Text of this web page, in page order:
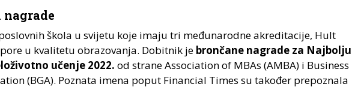
škola u svijetu koje imaju tri međunarodne akreditacije, Hult
u kvalitetu obrazovanja. Dobitnik je brončane nagrade za Najbolju
učenje 2022. od strane Association of MBAs (AMBA) i Business
(BGA). Poznata imena poput Financial Times su također prepoznala